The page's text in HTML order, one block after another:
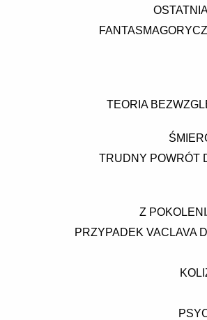
TEORIA
TRUDNY POWRÓT
Z
PRZYPADEK VACLAVA